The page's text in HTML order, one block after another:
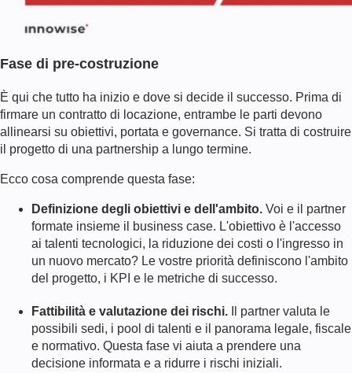
Fase di pre-costruzione
È qui che tutto ha inizio e dove si decide il successo. Prima di
firmare un contratto di locazione, entrambe le parti devono
allinearsi su obiettivi, portata e governance. Si tratta di costruire
il progetto di una partnership a lungo termine.
Ecco cosa comprende questa fase:
Definizione degli obiettivi e dell'ambito. Voi e il partner
formate insieme il business case. L'obiettivo è l'accesso
ai talenti tecnologici, la riduzione dei costi o l'ingresso in
un nuovo mercato? Le vostre priorità definiscono l'ambito
del progetto, i KPI e le metriche di successo.
Fattibilità e valutazione dei rischi. Il partner valuta le
possibili sedi, i pool di talenti e il panorama legale, fiscale
e normativo. Questa fase vi aiuta a prendere una
decisione informata e a ridurre i rischi iniziali.